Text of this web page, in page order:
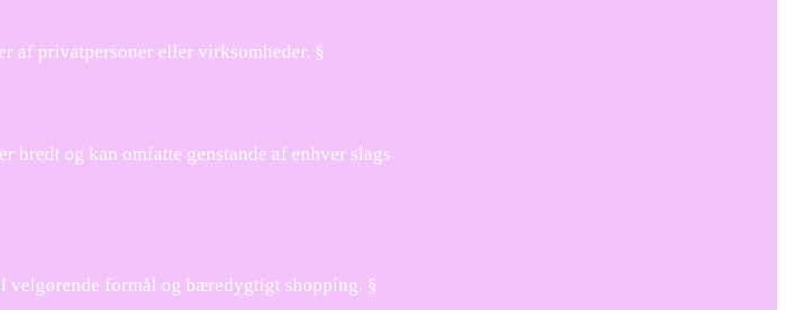
af privatpersoner eller virksomheder. §
bredt og kan omfatte genstande af enhver slags
formål og bæredygtigt shopping. §